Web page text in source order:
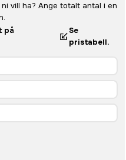
vill ha? Ange totalt antal i en
på
Se
pristabell.